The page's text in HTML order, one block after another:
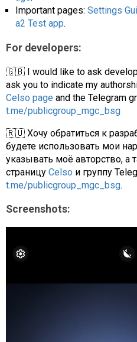
Important pages: Settings
a2 Test app.
For developers:
🇬🇧 I would like to ask
ask you to indicate my
Celso page and the Telegram
t.me/publicgroup_mgc_bsg
🇷🇺 Хочу обратиться к
будете использовать мои
указывать моё авторство,
страницу Celso и группу
t.me/publicgroup_mgc_bsg.
Screenshots: